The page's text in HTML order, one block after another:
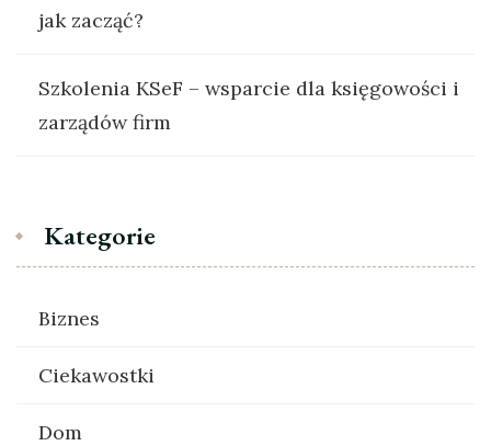
jak zacząć?
Szkolenia KSeF – wsparcie dla księgowości i
zarządów firm
Kategorie
Biznes
Ciekawostki
Dom